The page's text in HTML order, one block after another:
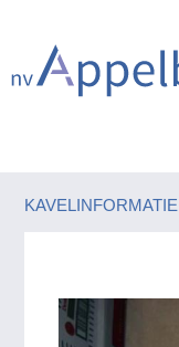
KAVELINFORMATIE